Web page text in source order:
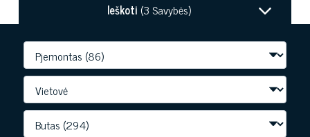
Ieškoti (3 Savybės)